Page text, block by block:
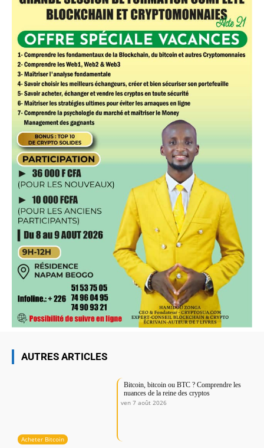
AUTRES ARTICLES
Acheter Bitcoin
Bitcoin, bitcoin ou BTC ? Comprendre les
nuances de la reine des cryptos
ven 7 août 2026